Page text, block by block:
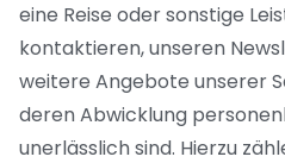
eine Reise oder sonstige
kontaktieren, unseren
weitere Angebote unserer
deren Abwicklung
unerlässlich sind. Hierzu